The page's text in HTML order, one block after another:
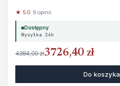
★ 5.0· 9 opinii
Dostępny
Wysyłka 24h
4384,00 zł3726,40 zł
Do koszyka